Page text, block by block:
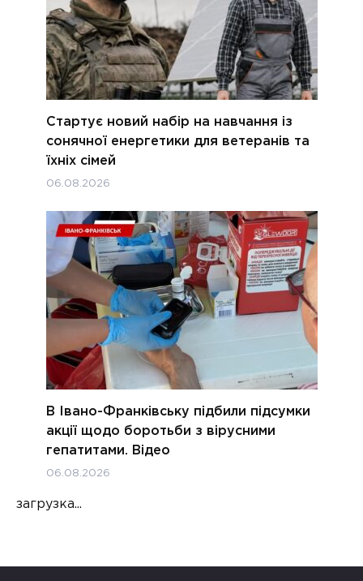
Стартує новий набір на навчання із
сонячної енергетики для ветеранів та
їхніх сімей
06.08.2026
В Івано-Франківську підбили підсумки
акції щодо боротьби з вірусними
гепатитами. Відео
06.08.2026
загрузка...